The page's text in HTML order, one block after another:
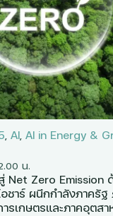
, AI, AI in Energy &
น.
Zero Emission
อชาร์ ผนึกกำลังภาครัฐ
รเกษตรและภาคอุตส